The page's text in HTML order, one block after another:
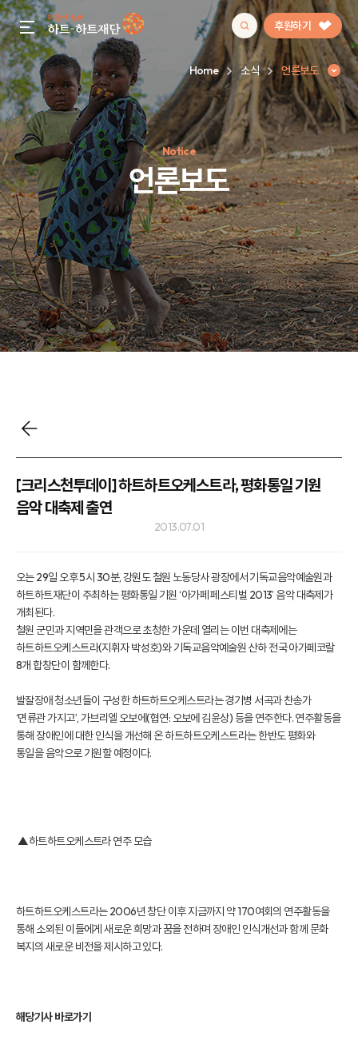
gnb menu open 후원하기
인기 키워드
#정기후원#하트플레이스#캠페인#팬덤후원
Home 소식 언론보도
Notice
언론보도
언론보도
[크리스천투데이] 하트하트오케스트라, 평화통일 기원
음악 대축제 출연
2013.07.01
오는 29일 오후 5시 30분, 강원도 철원 노동당사 광장에서 기독교음악예술원과
하트하트재단이 주최하는 평화통일 기원 ‘아가페 페스티벌 2013’ 음악 대축제가
개최된다.
철원 군민과 지역민을 관객으로 초청한 가운데 열리는 이번 대축제에는
하트하트오케스트라(지휘자 박성호)와 기독교음악예술원 산하 전국 아가페코랄
8개 합창단이 함께한다.
발잘장애 청소년들이 구성한 하트하트오케스트라는 경기병 서곡과 찬송가
‘면류관 가지고’, 가브리엘 오보에(협연: 오보에 김윤상) 등을 연주한다. 연주활동을
통해 장애인에 대한 인식을 개선해 온 하트하트오케스트라는 한반도 평화와
통일을 음악으로 기원할 예정이다.
▲하트하트오케스트라 연주 모습
하트하트오케스트라는 2006년 창단 이후 지금까지 약 170여회의 연주활동을
통해 소외된 이들에게 새로운 희망과 꿈을 전하며 장애인 인식개선과 함께 문화
복지의 새로운 비전을 제시하고 있다.
해당기사 바로가기